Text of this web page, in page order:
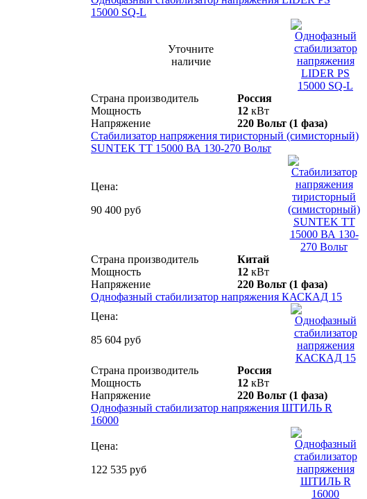
15000 SQ-L
Уточните
наличие
Страна производитель
Россия
Мощность
12 кВт
Напряжение
220 Вольт (1 фаза)
Стабилизатор напряжения тиристорный (симисторный)
SUNTEK ТТ 15000 ВА 130-270 Вольт
Цена:
90 400 руб
Страна производитель
Китай
Мощность
12 кВт
Напряжение
220 Вольт (1 фаза)
Однофазный стабилизатор напряжения КАСКАД 15
Цена:
85 604 руб
Страна производитель
Россия
Мощность
12 кВт
Напряжение
220 Вольт (1 фаза)
Однофазный стабилизатор напряжения ШТИЛЬ R
16000
Цена:
122 535 руб